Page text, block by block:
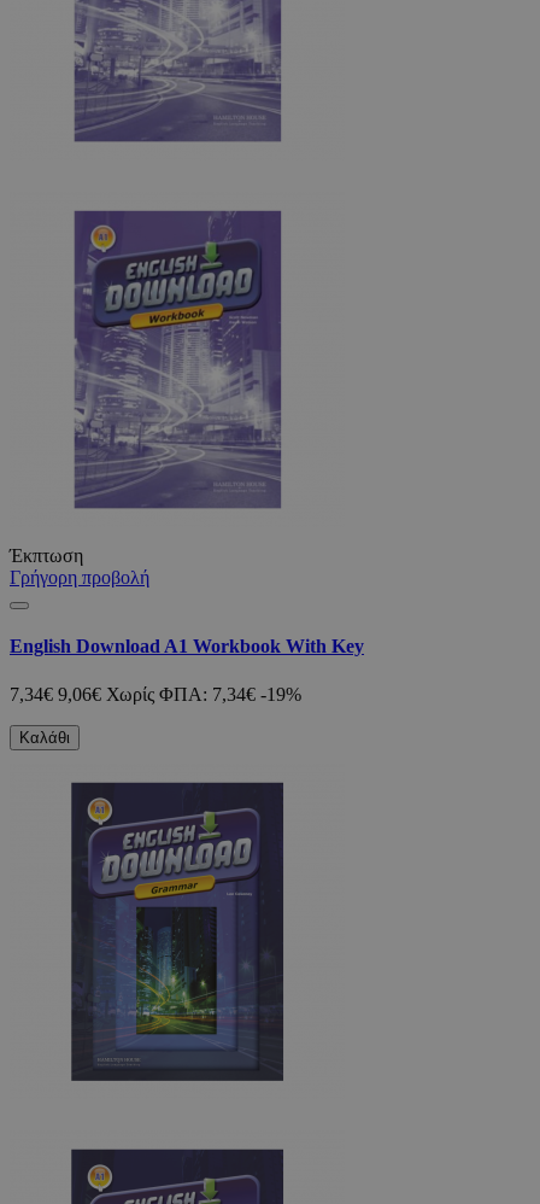
Έκπτωση
Γρήγορη προβολή
English Download A1 Workbook With Key
7,34€ 9,06€ Χωρίς ΦΠΑ: 7,34€ -19%
Καλάθι